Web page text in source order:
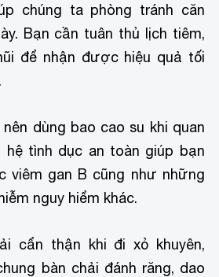
chúng ta phòng tránh căn
Bạn cần tuân thủ lịch tiêm,
để nhận được hiệu quả tối
dùng bao cao su khi quan
hệ tình dục an toàn giúp bạn
viêm gan B cũng như những
nguy hiểm khác.
cẩn thận khi đi xỏ khuyên,
bàn chải đánh răng, dao